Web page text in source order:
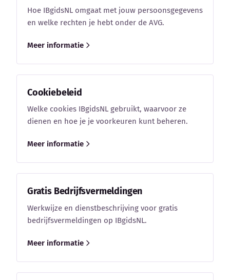
Hoe IBgidsNL omgaat met jouw persoonsgegevens
en welke rechten je hebt onder de AVG.
Meer informatie
Cookiebeleid
Welke cookies IBgidsNL gebruikt, waarvoor ze
dienen en hoe je je voorkeuren kunt beheren.
Meer informatie
Gratis Bedrijfsvermeldingen
Werkwijze en dienstbeschrijving voor gratis
bedrijfsvermeldingen op IBgidsNL.
Meer informatie